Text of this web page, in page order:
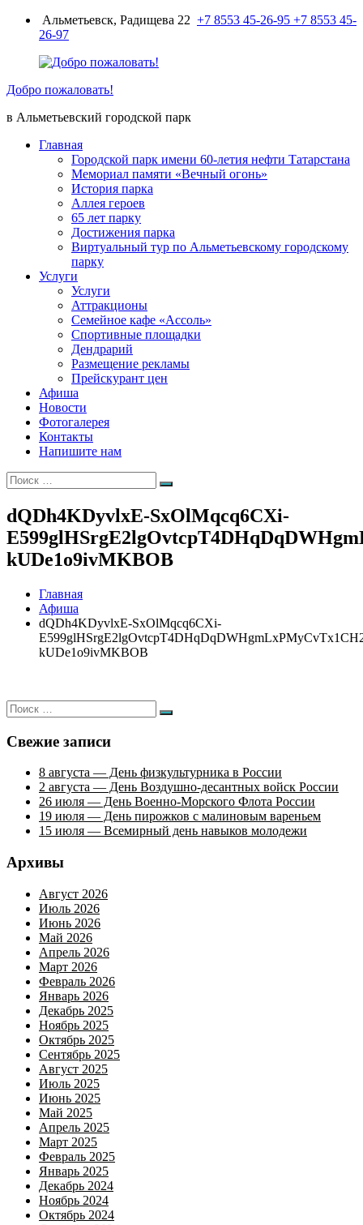
ПерейтиАльметьевск, Радищева 22 +7 8553 45-26-95 +7 8553 45-
26-97
Добро пожаловать!
в Альметьевский городской парк
Главная
Городской парк имени 60-летия нефти Татарстана
Мемориал памяти «Вечный огонь»
История парка
Аллея героев
65 лет парку
Достижения парка
Виртуальный тур по Альметьевскому городскому
парку
Услуги
Услуги
Аттракционы
Семейное кафе «Ассоль»
Спортивные площадки
Дендрарий
Размещение рекламы
Прейскурант цен
Афиша
Новости
Фотогалерея
Контакты
Напишите нам
Искать:
Поиск
dQDh4KDyvlxE-SxOlMqcq6CXi-
kUDe1o9ivMKBOB
Главная
Афиша
dQDh4KDyvlxE-SxOlMqcq6CXi-
kUDe1o9ivMKBOB
Искать:
Поиск
Свежие записи
8 августа — День физкультурника в России
2 августа — День Воздушно-десантных войск России
26 июля — День Военно-Морского Флота России
19 июля — День пирожков с малиновым вареньем
15 июля — Всемирный день навыков молодежи
Архивы
Август 2026
Июль 2026
Июнь 2026
Май 2026
Апрель 2026
Март 2026
Февраль 2026
Январь 2026
Декабрь 2025
Ноябрь 2025
Октябрь 2025
Сентябрь 2025
Август 2025
Июль 2025
Июнь 2025
Май 2025
Апрель 2025
Март 2025
Февраль 2025
Январь 2025
Декабрь 2024
Ноябрь 2024
Октябрь 2024